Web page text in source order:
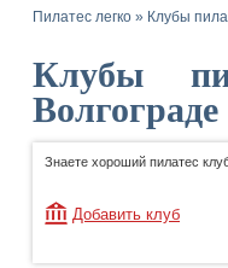
Пилатес легко » Клубы
Клубы
Волгограде
Знаете хороший пилатес
Добавить клуб